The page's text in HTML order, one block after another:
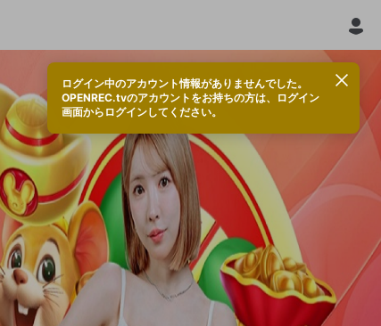
ログイン中のアカウント情報がありませんでした。
OPENREC.tvのアカウントをお持ちの方は、ログイン
画面からログインしてください。